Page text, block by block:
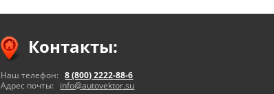
Контакты:
Наш телефон:8 (800) 2222-88-6
Адрес почты: info@autovektor.su